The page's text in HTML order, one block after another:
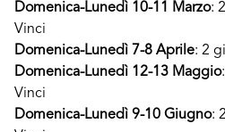
Domenica-Lunedì 10-11 Marzo:
Vinci
Domenica-Lunedì 7-8 Aprile: 2
Domenica-Lunedì 12-13 Maggio
Vinci
Domenica-Lunedì 9-10 Giugno: